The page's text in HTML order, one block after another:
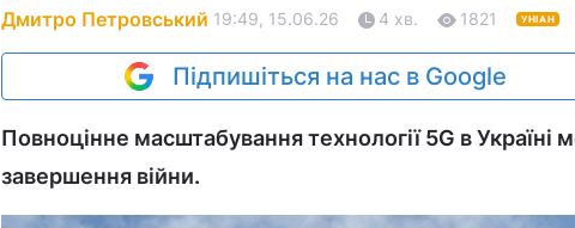
Дмитро Петровський 19:49, 15.06.26 4 хв. 1821 УНІАН
Підпишіться на нас в Google
Повноцінне масштабування технології 5G в
завершення війни.